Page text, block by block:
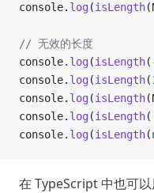
console. log (isLength
// 无效的长度
console. log (isLength(
console. log (isLength(
console. log (isLength
console. log (isLength(
console. log (isLength(
在 TypeScript 中也可以